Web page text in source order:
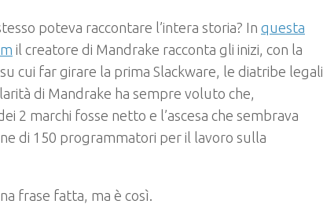
poteva raccontare l’intera storia? In questa
il creatore di Mandrake racconta gli inizi, con la
cui far girare la prima Slackware, le diatribe legali
di Mandrake ha sempre voluto che,
2 marchi fosse netto e l’ascesa che sembrava
di 150 programmatori per il lavoro sulla
frase fatta, ma è così.